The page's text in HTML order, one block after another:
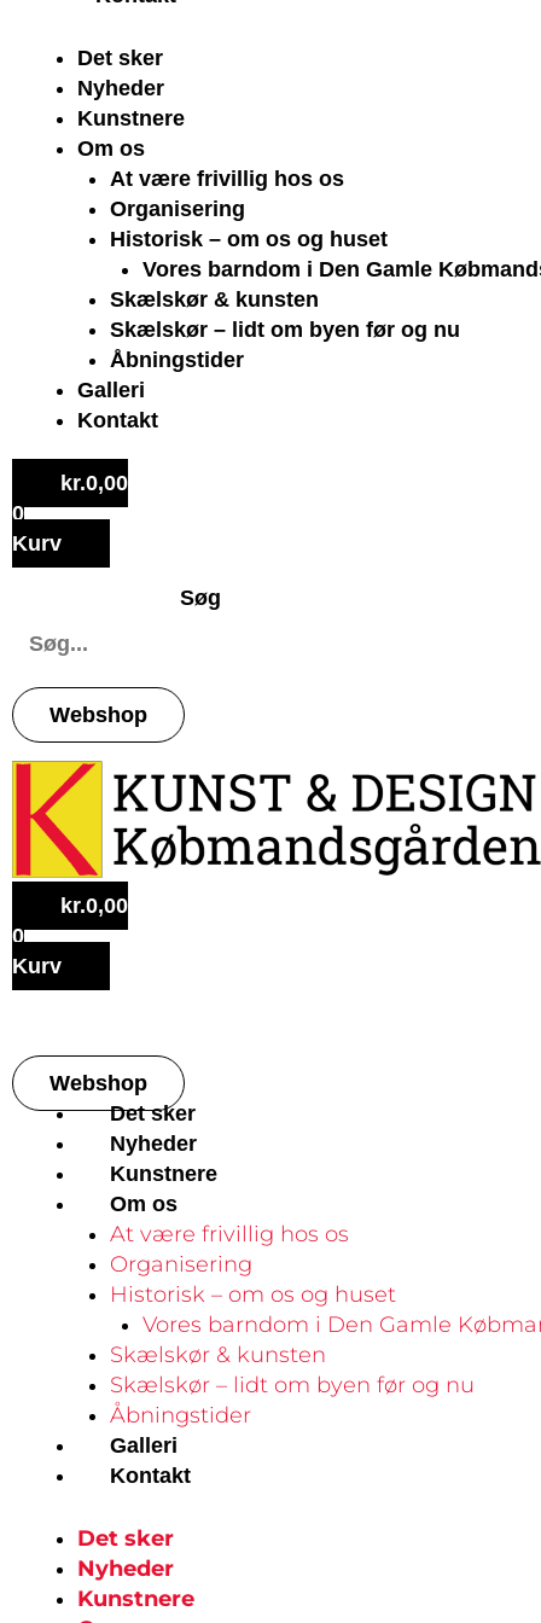
Det sker
Nyheder
Kunstnere
Om os
At være frivillig hos os
Organisering
Historisk – om os og huset
Vores barndom i Den Gamle
Skælskør & kunsten
Skælskør – lidt om byen før og nu
Åbningstider
Galleri
Kontakt
kr.0,00
0
Kurv
Søg
Webshop
kr.0,00
0
Kurv
Webshop
Det sker
Nyheder
Kunstnere
Om os
At være frivillig hos os
Organisering
Historisk – om os og huset
Vores barndom i Den Gamle
Skælskør & kunsten
Skælskør – lidt om byen før og nu
Åbningstider
Galleri
Kontakt
Det sker
Nyheder
Kunstnere